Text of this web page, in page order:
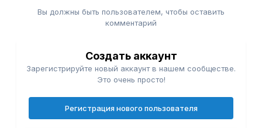
Вы должны быть пользователем, чтобы оставить
комментарий
Создать аккаунт
Зарегистрируйте новый аккаунт в нашем сообществе.
Это очень просто!
Регистрация нового пользователя